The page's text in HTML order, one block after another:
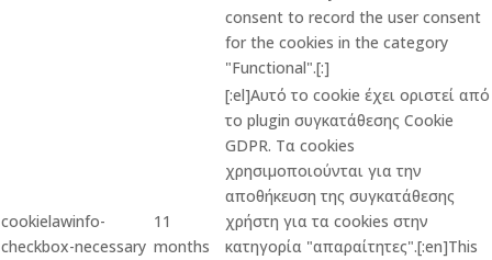
consent to record the user consent
for the cookies in the category
"Functional".[:]
cookielawinfo-
checkbox-necessary
11
months
[:el]Αυτό το cookie έχει οριστεί από
το plugin συγκατάθεσης Cookie
GDPR. Τα cookies
χρησιμοποιούνται για την
αποθήκευση της συγκατάθεσης
χρήστη για τα cookies στην
κατηγορία "απαραίτητες".[:en]This